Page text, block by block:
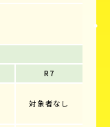
R7
対象者なし